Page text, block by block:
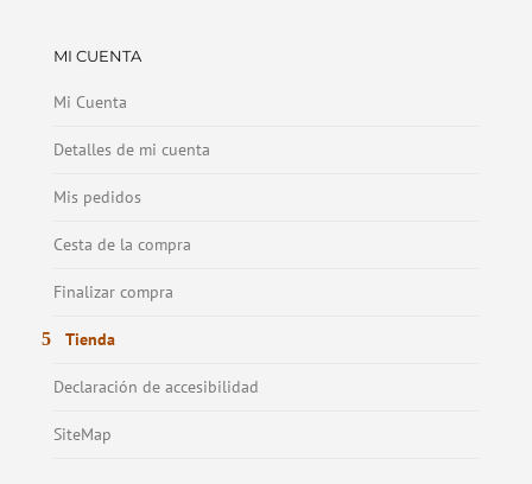
MI CUENTA
Mi Cuenta
Detalles de mi cuenta
Mis pedidos
Cesta de la compra
Finalizar compra
Tienda
Declaración de accesibilidad
SiteMap